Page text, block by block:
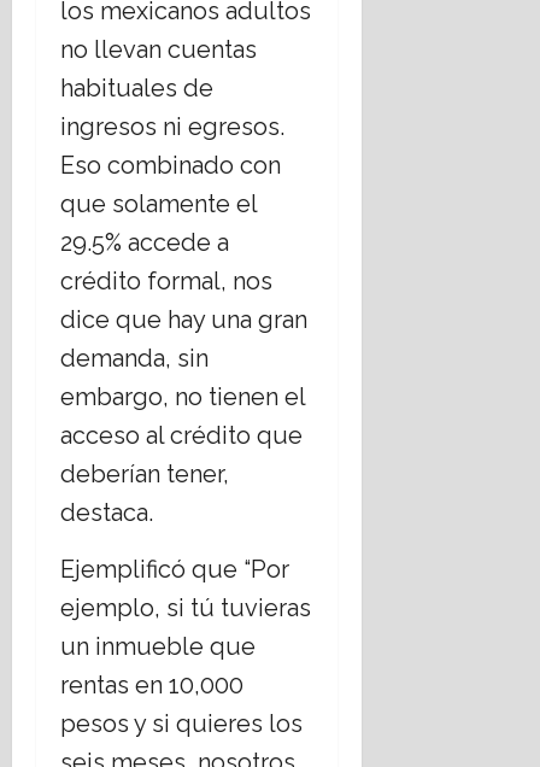
los mexicanos adultos
no llevan cuentas
habituales de
ingresos ni egresos.
Eso combinado con
que solamente el
29.5% accede a
crédito formal, nos
dice que hay una gran
demanda, sin
embargo, no tienen el
acceso al crédito que
deberían tener,
destaca.
Ejemplificó que “Por
ejemplo, si tú tuvieras
un inmueble que
rentas en 10,000
pesos y si quieres los